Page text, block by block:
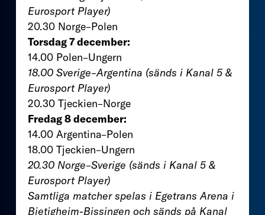
Eurosport Player)
20.30 Norge–Polen
Torsdag 7 december:
14.00 Polen–Ungern
18.00 Sverige–Argentina (sänds i Kanal 5 &
Eurosport Player)
20.30 Tjeckien–Norge
Fredag 8 december:
14.00 Argentina–Polen
18.00 Tjeckien–Ungern
20.30 Norge–Sverige (sänds i Kanal 5 &
Eurosport Player)
Samtliga matcher spelas i Egetrans Arena i
Bietigheim-Bissingen och sänds på Kanal